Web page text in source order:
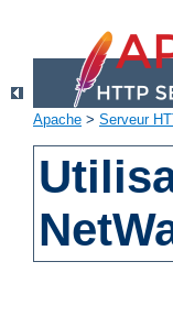
Apache > Serveur